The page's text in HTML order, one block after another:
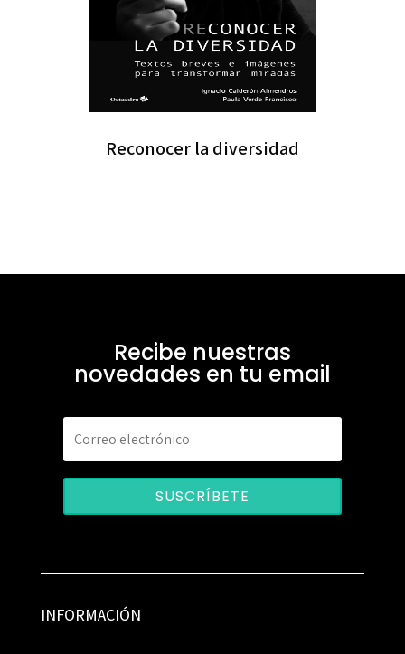
Reconocer la diversidad
Recibe nuestras
novedades en tu email
SUSCRÍBETE
INFORMACIÓN